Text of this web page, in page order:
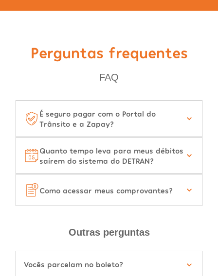
Perguntas frequentes
FAQ
É seguro pagar com o Portal do
Trânsito e a Zapay?
Quanto tempo leva para meus débitos
saírem do sistema do DETRAN?
Como acessar meus comprovantes?
Outras perguntas
Vocês parcelam no boleto?